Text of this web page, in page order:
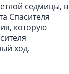
седмицы, в
Спасителя
которую
ход.